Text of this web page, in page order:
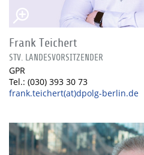
Frank Teichert
STV. LANDESVORSITZENDER
GPR
Tel.: (030) 393 30 73
frank.teichert(at)dpolg-berlin.de